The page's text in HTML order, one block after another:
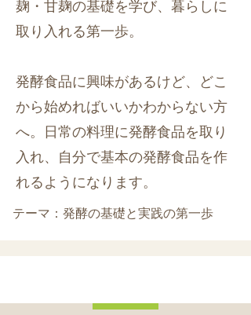
麹・甘麹の基礎を学び、暮らしに
取り入れる第一歩。
発酵食品に興味があるけど、どこ
から始めればいいかわからない方
へ。日常の料理に発酵食品を取り
入れ、自分で基本の発酵食品を作
れるようになります。
テーマ：発酵の基礎と実践の第一歩